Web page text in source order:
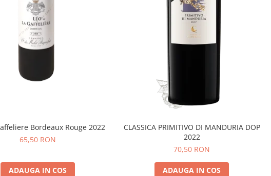
Bordeaux Rouge 2022
65,50 RON
ADAUGA IN COS
CLASSICA PRIMITIVO DI MANDURIA DOP
2022
70,50 RON
ADAUGA IN COS